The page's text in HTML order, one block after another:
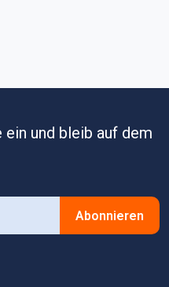
und bleib auf dem
Abonnieren